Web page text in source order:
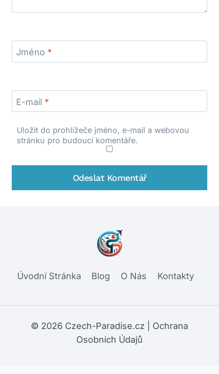
Jméno *
E-mail *
Uložit do prohlížeče jméno, e-mail a webovou
stránku pro budoucí komentáře.
Úvodní Stránka Blog O Nás Kontakty
© 2026 Czech-Paradise.cz | Ochrana
Osobních Údajů